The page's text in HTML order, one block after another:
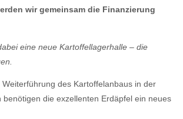
wir gemeinsam die Finanzierung
eine neue Kartoffellagerhalle – die
Weiterführung des Kartoffelanbaus in der
benötigen die exzellenten Erdäpfel ein neues